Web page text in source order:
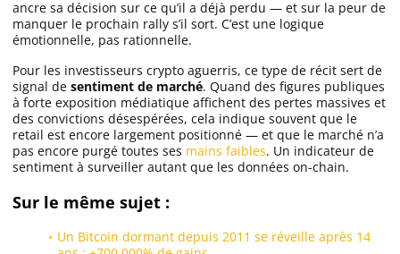
ancre sa décision sur ce qu’il a déjà perdu — et sur la peur de
manquer le prochain rally s’il sort. C’est une logique
émotionnelle, pas rationnelle.
Pour les investisseurs crypto aguerris, ce type de récit sert de
signal de sentiment de marché. Quand des figures publiques
à forte exposition médiatique affichent des pertes massives et
des convictions désespérées, cela indique souvent que le
retail est encore largement positionné — et que le marché n’a
pas encore purgé toutes ses mains faibles. Un indicateur de
sentiment à surveiller autant que les données on-chain.
Sur le même sujet :
Un Bitcoin dormant depuis 2011 se réveille après 14